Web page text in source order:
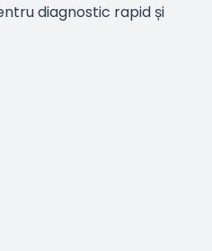
diagnostic rapid și